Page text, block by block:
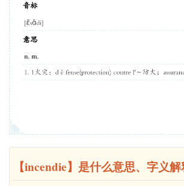
【incendie】是什么意思、字义